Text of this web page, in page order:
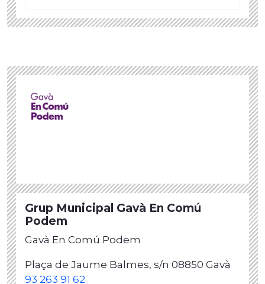
Grup Municipal Gavà En Comú
Podem
Gavà En Comú Podem
Plaça de Jaume Balmes, s/n 08850 Gavà
93 263 91 62